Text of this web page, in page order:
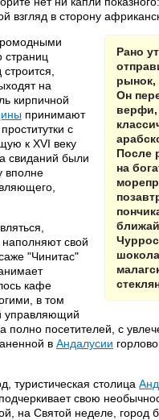
в сторону
Рано
рынок,
Он
верфи,
После
на
страниц
на
кирпичной
принимают
с
к XVI веку
свиданий были
вполне
наполняют свой
"Чинитас"
кафе
в том
управляющий
посетителей, с
в Андалусии
туристическая столица
свою
на Святой неделе, город